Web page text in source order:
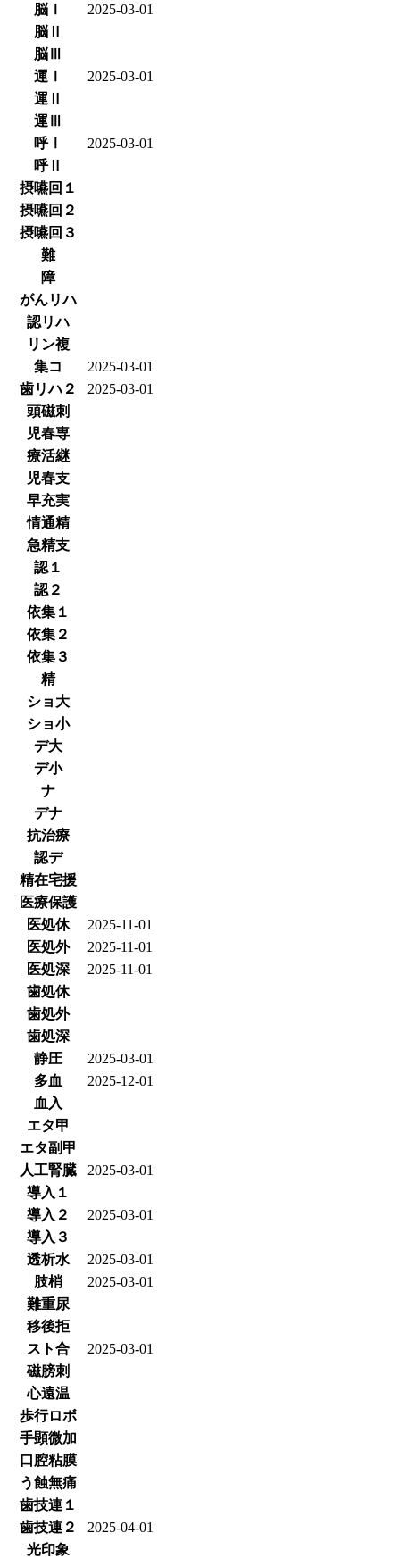
脳Ⅰ
2025-03-01
脳Ⅱ
脳Ⅲ
運Ⅰ
2025-03-01
運Ⅱ
運Ⅲ
呼Ⅰ
2025-03-01
呼Ⅱ
摂嚥回１
摂嚥回２
摂嚥回３
難
障
がんリハ
認リハ
リン複
集コ
2025-03-01
歯リハ２
2025-03-01
頭磁刺
児春専
療活継
児春支
早充実
情通精
急精支
認１
認２
依集１
依集２
依集３
精
ショ大
ショ小
デ大
デ小
ナ
デナ
抗治療
認デ
精在宅援
医療保護
医処休
2025-11-01
医処外
2025-11-01
医処深
2025-11-01
歯処休
歯処外
歯処深
静圧
2025-03-01
多血
2025-12-01
血入
エタ甲
エタ副甲
人工腎臓
2025-03-01
導入１
導入２
2025-03-01
導入３
透析水
2025-03-01
肢梢
2025-03-01
難重尿
移後拒
スト合
2025-03-01
磁膀刺
心遠温
歩行ロボ
手顕微加
口腔粘膜
う蝕無痛
歯技連１
歯技連２
2025-04-01
光印象